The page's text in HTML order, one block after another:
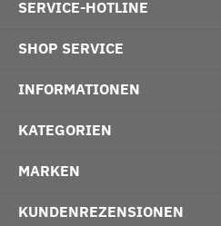
SERVICE-HOTLINE
SHOP SERVICE
INFORMATIONEN
KATEGORIEN
MARKEN
KUNDENREZENSIONEN